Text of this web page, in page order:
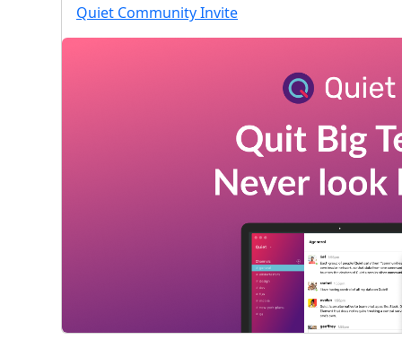
Quiet Community Invite